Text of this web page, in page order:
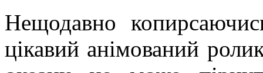
Нещодавно
цікавий анімований